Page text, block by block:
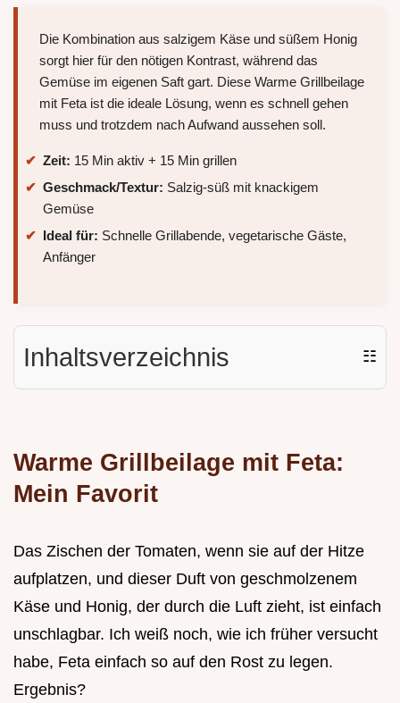
Die Kombination aus salzigem Käse und süßem Honig
sorgt hier für den nötigen Kontrast, während das
Gemüse im eigenen Saft gart. Diese Warme Grillbeilage
mit Feta ist die ideale Lösung, wenn es schnell gehen
muss und trotzdem nach Aufwand aussehen soll.
Zeit: 15 Min aktiv + 15 Min grillen
Geschmack/Textur: Salzig-süß mit knackigem
Gemüse
Ideal für: Schnelle Grillabende, vegetarische Gäste,
Anfänger
Inhaltsverzeichnis ☷
Warme Grillbeilage mit Feta:
Mein Favorit
Das Zischen der Tomaten, wenn sie auf der Hitze
aufplatzen, und dieser Duft von geschmolzenem
Käse und Honig, der durch die Luft zieht, ist einfach
unschlagbar. Ich weiß noch, wie ich früher versucht
habe, Feta einfach so auf den Rost zu legen.
Ergebnis?